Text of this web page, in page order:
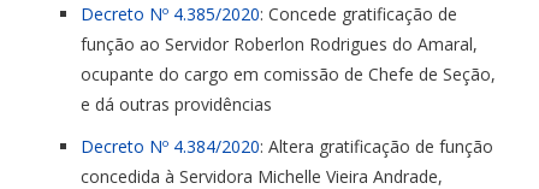
Decreto Nº 4.385/2020: Concede gratificação de
função ao Servidor Roberlon Rodrigues do Amaral,
ocupante do cargo em comissão de Chefe de Seção,
e dá outras providências
Decreto Nº 4.384/2020: Altera gratificação de função
concedida à Servidora Michelle Vieira Andrade,